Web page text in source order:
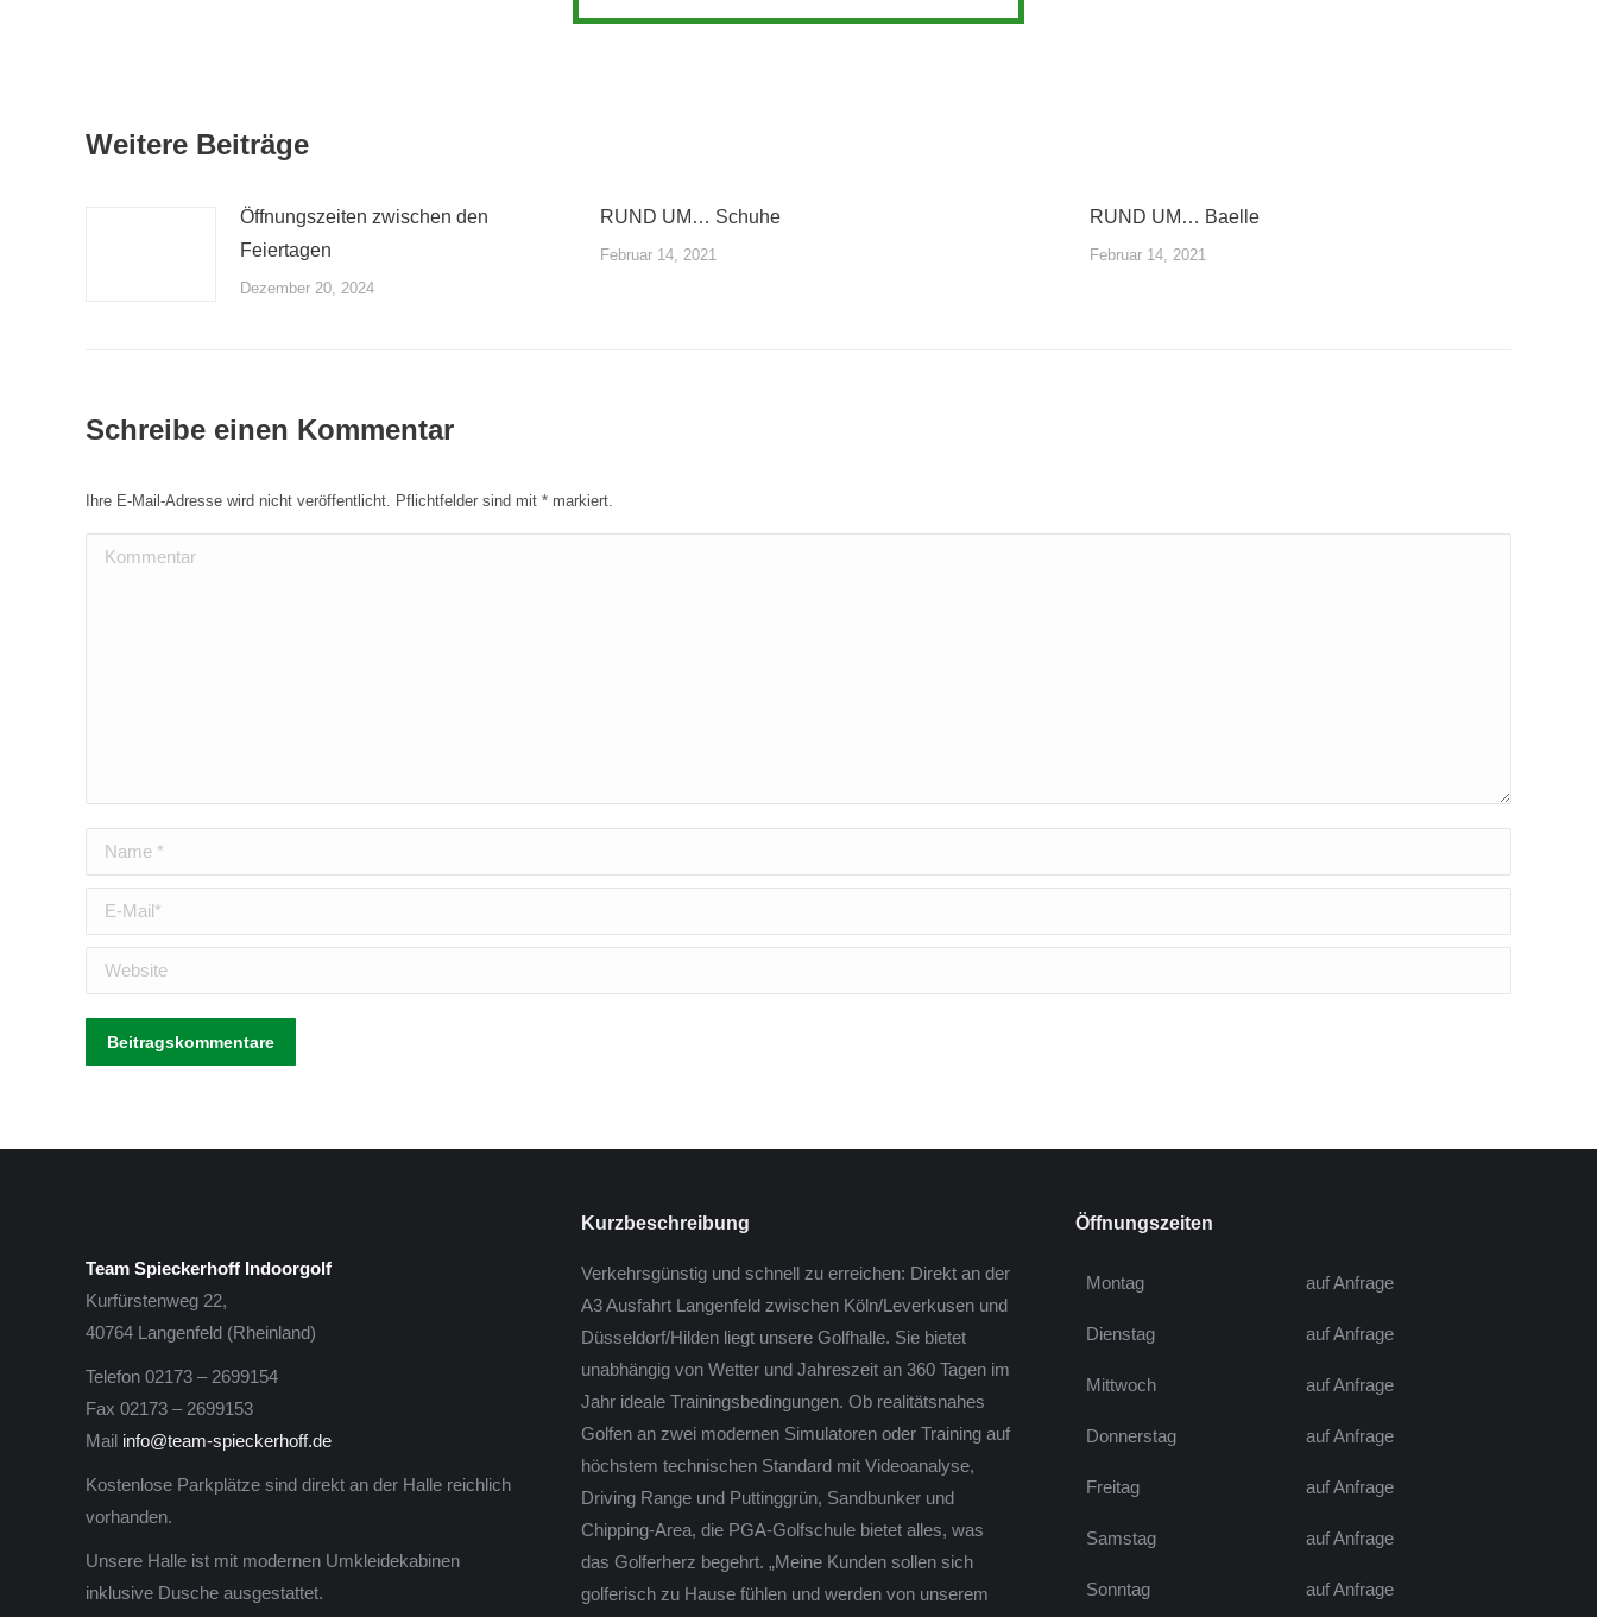
Weitere Beiträge
Öffnungszeiten zwischen den
Feiertagen
Dezember 20, 2024
RUND UM… Schuhe
Februar 14, 2021
RUND UM… Baelle
Februar 14, 2021
Schreibe einen Kommentar
Ihre E-Mail-Adresse wird nicht veröffentlicht. Pflichtfelder sind mit * markiert.
Kommentar
Name *
E-Mail *
Website
Beitragskommentare
Team Spieckerhoff Indoorgolf
Kurfürstenweg 22,
40764 Langenfeld (Rheinland)
Telefon 02173 – 2699154
Fax 02173 – 2699153
Mail info@team-spieckerhoff.de
Kostenlose Parkplätze sind direkt an der Halle reichlich
vorhanden.
Unsere Halle ist mit modernen Umkleidekabinen
inklusive Dusche ausgestattet.
Kurzbeschreibung
Verkehrsgünstig und schnell zu erreichen: Direkt an der
A3 Ausfahrt Langenfeld zwischen Köln/Leverkusen und
Düsseldorf/Hilden liegt unsere Golfhalle. Sie bietet
unabhängig von Wetter und Jahreszeit an 360 Tagen im
Jahr ideale Trainingsbedingungen. Ob realitätsnahes
Golfen an zwei modernen Simulatoren oder Training auf
höchstem technischen Standard mit Videoanalyse,
Driving Range und Puttinggrün, Sandbunker und
Chipping-Area, die PGA-Golfschule bietet alles, was
das Golferherz begehrt. „Meine Kunden sollen sich
golferisch zu Hause fühlen und werden von unserem
Öffnungszeiten
Montag auf Anfrage
Dienstag auf Anfrage
Mittwoch auf Anfrage
Donnerstag auf Anfrage
Freitag auf Anfrage
Samstag auf Anfrage
Sonntag auf Anfrage